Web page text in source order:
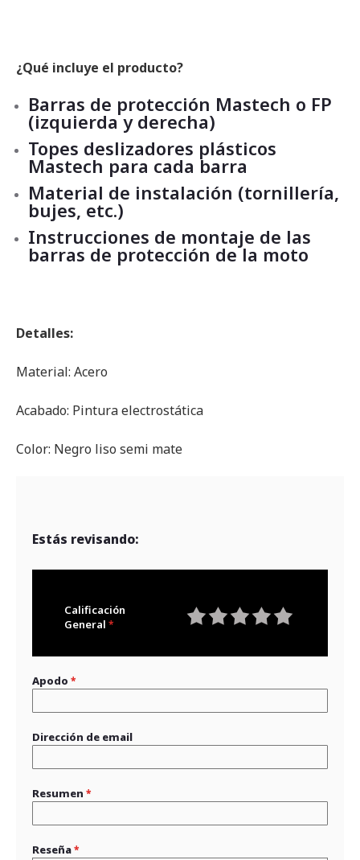
¿Qué incluye el producto?
Barras de protección Mastech o FP
(izquierda y derecha)
Topes deslizadores plásticos
Mastech para cada barra
Material de instalación (tornillería,
bujes, etc.)
Instrucciones de montaje de las
barras de protección de la moto
Detalles:
Material: Acero
Acabado: Pintura electrostática
Color: Negro liso semi mate
Estás revisando:
Calificación
General
Apodo
Dirección de email
Resumen
Reseña